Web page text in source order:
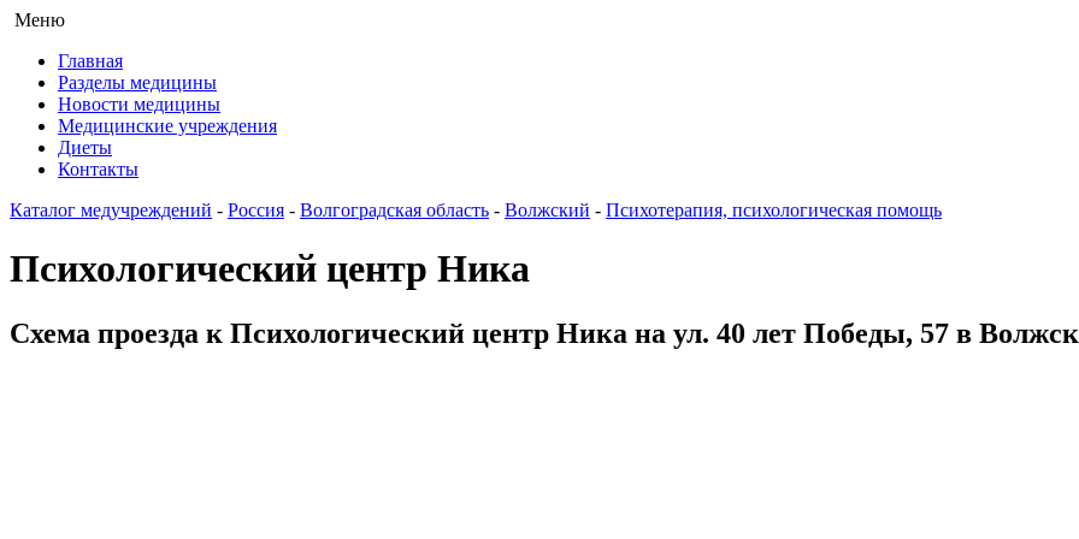
Меню
Главная
Разделы медицины
Новости медицины
Медицинские учреждения
Диеты
Контакты
Каталог медучреждений - Россия - Волгоградская область - Волжский - Психотерапия, психологическая помощь
Психологический центр Ника
Схема проезда к Психологический центр Ника на ул. 40 лет Победы, 57 в